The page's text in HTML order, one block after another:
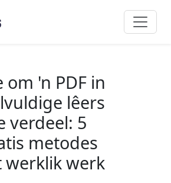
om 'n PDF in
lêers
verdeel: 5
metodes
werklik werk